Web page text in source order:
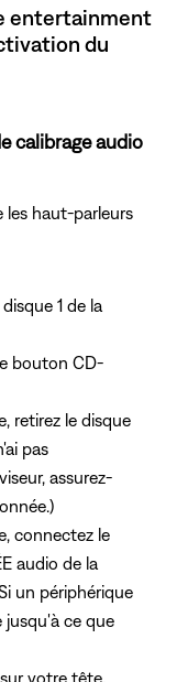
entertainment
du
calibrage audio
les haut-parleurs
1 de la
bouton CD-
retirez le disque
pas
assurez-
connectez le
audio de la
un périphérique
jusqu'à ce que
votre tête.